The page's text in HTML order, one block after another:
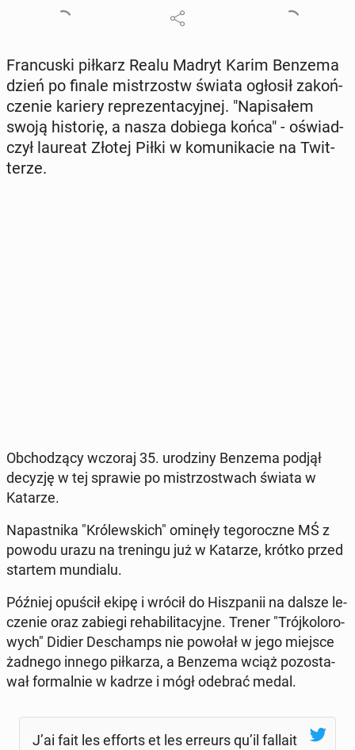
Fran­cu­ski piłkarz Realu Madryt Karim Benzema
dzień po finale mi­strzostw świata ogłosił za­koń­
cze­nie kariery re­pre­zen­ta­cyj­nej. "Na­pi­sa­łem
swoją hi­sto­rię, a nasza dobiega końca" - oświad­
czył laureat Złotej Piłki w ko­mu­ni­ka­cie na Twit­
te­rze.
Ob­cho­dzą­cy wczoraj 35. uro­dzi­ny Benzema podjął
decyzję w tej sprawie po mi­strzo­stwach świata w
Katarze.
Na­past­ni­ka "Kró­lew­skich" ominęły te­go­rocz­ne MŚ z
powodu urazu na tre­nin­gu już w Katarze, krótko przed
startem mun­dia­lu.
Później opuścił ekipę i wrócił do Hisz­pa­nii na dalsze le­
cze­nie oraz zabiegi re­ha­bi­li­ta­cyj­ne. Trener "Trój­ko­lo­ro­
wych" Didier De­schamps nie powołał w jego miejsce
żadnego innego pił­ka­rza, a Benzema wciąż po­zo­sta­
wał for­mal­nie w kadrze i mógł odebrać medal.
J’ai fait les efforts et les erreurs qu’il fallait